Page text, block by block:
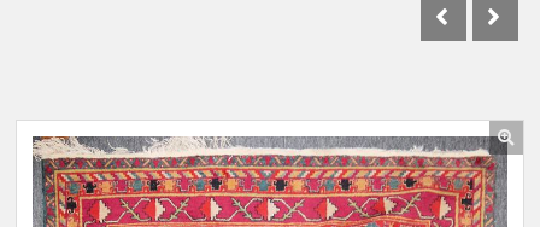
Our Team
Contact
🔍